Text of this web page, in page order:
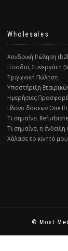
Wholesales
Χονδρική Πώληση
Είσοδος Συνεργάτη
Τριγωνική Πώληση
Υποστήριξη
Ημερήσιες
Πλάνο δόσεων
Τι σημαίνει
Τι σημαίνει η
Χάλασε το κινητό μου
© Most